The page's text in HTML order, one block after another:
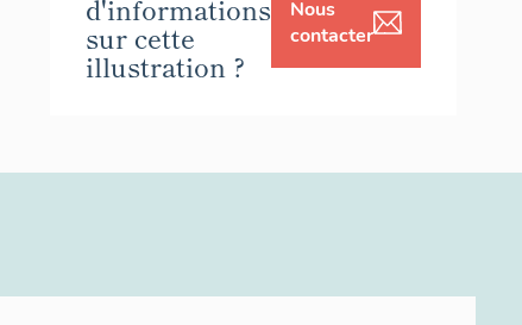
d'informations
sur cette
illustration ?
Nous
contacter